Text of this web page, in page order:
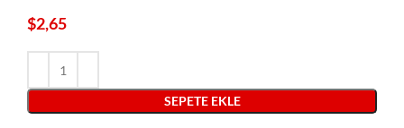
$2,65
SEPETE EKLE